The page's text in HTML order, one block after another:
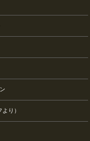
り）